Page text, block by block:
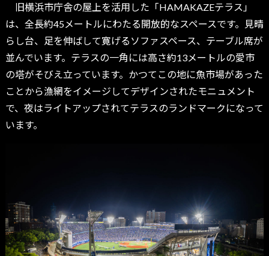
旧横浜市庁舎の屋上を活用した「HAMAKAZEテラス」
は、全長約45メートルにわたる開放的なスペースです。見晴
らし台、足を伸ばして寛げるソファスペース、テーブル席が
並んでいます。テラスの一角には高さ約13メートルの愛市
の塔がそびえ立っています。かつてこの地に魚市場があった
ことから漁網をイメージしてデザインされたモニュメント
で、夜はライトアップされてテラスのランドマークになって
います。